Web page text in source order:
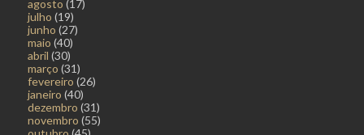
agosto (17)
julho (19)
junho (27)
maio (40)
abril (30)
março (31)
fevereiro (26)
janeiro (40)
dezembro (31)
novembro (55)